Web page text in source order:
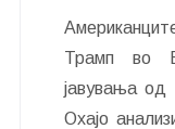
Трамп во
јавувања од
Охајо